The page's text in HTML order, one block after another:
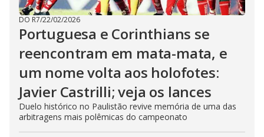
DO R7/22/02/2026
Portuguesa e Corinthians se
reencontram em mata-mata, e
um nome volta aos holofotes:
Javier Castrilli; veja os lances
Duelo histórico no Paulistão revive memória de uma das
arbitragens mais polêmicas do campeonato